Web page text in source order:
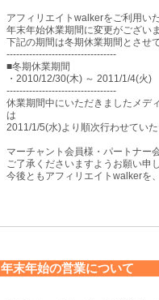
アフィリエイトwalkerをご利用い
年末年始休業期間に変更がござい
下記の期間は冬期休業期間とさせ
----------------------------------
■冬期休業期間
・2010/12/30(木) ～ 2011/1/4(火)
----------------------------------
休業期間中にいただきましたメデ
は
2011/1/5(水)より順次行わせてい
マーチャント会員様・パートナー
ご了承くださいますようお願い申
今後ともアフィリエイトwalkerを
年末年始の営業について